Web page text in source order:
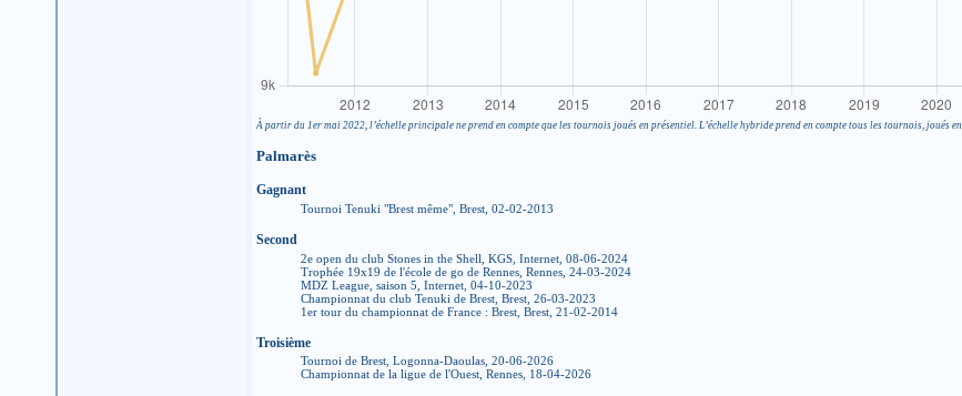
À partir du 1er mai 2022, l’échelle principale ne prend en compte que les tournois joués en présentiel. L’échelle hybride prend en compte tous les tournois, joués
Palmarès
Gagnant
Tournoi Tenuki "Brest même", Brest, 02-02-2013
Second
2e open du club Stones in the Shell, KGS, Internet, 08-06-2024
Trophée 19x19 de l'école de go de Rennes, Rennes, 24-03-2024
MDZ League, saison 5, Internet, 04-10-2023
Championnat du club Tenuki de Brest, Brest, 26-03-2023
1er tour du championnat de France : Brest, Brest, 21-02-2014
Troisième
Tournoi de Brest, Logonna-Daoulas, 20-06-2026
Championnat de la ligue de l'Ouest, Rennes, 18-04-2026